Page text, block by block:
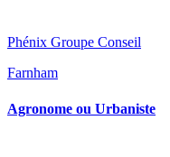
Phénix Groupe Conseil
Farnham
Agronome ou Urbaniste